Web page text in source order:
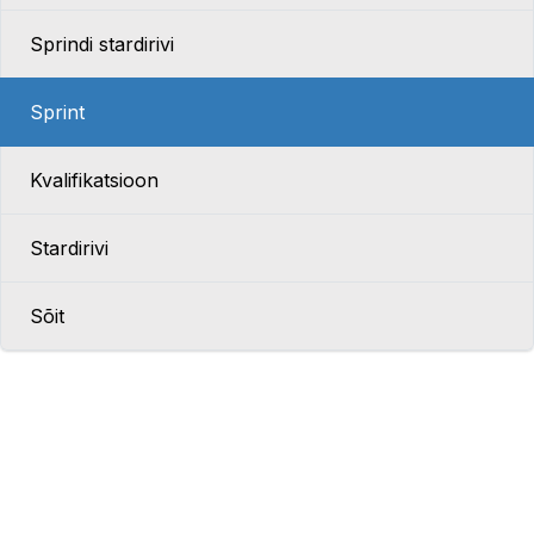
Sprindi stardirivi
Sprint
Kvalifikatsioon
Stardirivi
Sõit